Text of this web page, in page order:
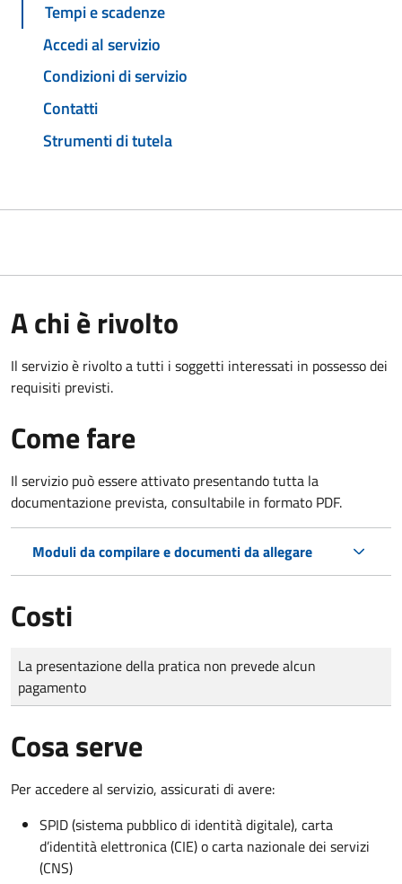
Tempi e scadenze
Accedi al servizio
Condizioni di servizio
Contatti
Strumenti di tutela
A chi è rivolto
Il servizio è rivolto a tutti i soggetti interessati in possesso dei
requisiti previsti.
Come fare
Il servizio può essere attivato presentando tutta la
documentazione prevista, consultabile in formato PDF.
Moduli da compilare e documenti da allegare
Costi
Tipo di pagamento
Importo
La presentazione della pratica non prevede alcun
pagamento
Cosa serve
Per accedere al servizio, assicurati di avere:
SPID (sistema pubblico di identità digitale), carta
d’identità elettronica (CIE) o carta nazionale dei servizi
(CNS)